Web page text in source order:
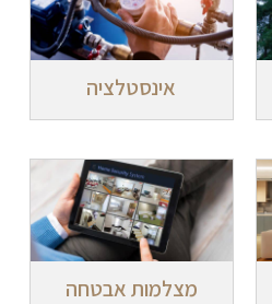
אינסטלציה
מצלמות אבטחה